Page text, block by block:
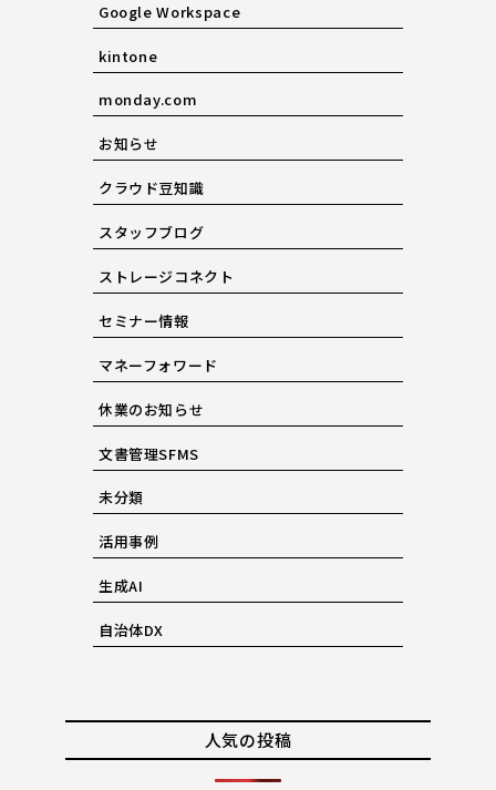
Google Workspace
kintone
monday.com
お知らせ
クラウド豆知識
スタッフブログ
ストレージコネクト
セミナー情報
マネーフォワード
休業のお知らせ
文書管理SFMS
未分類
活用事例
生成AI
自治体DX
人気の投稿